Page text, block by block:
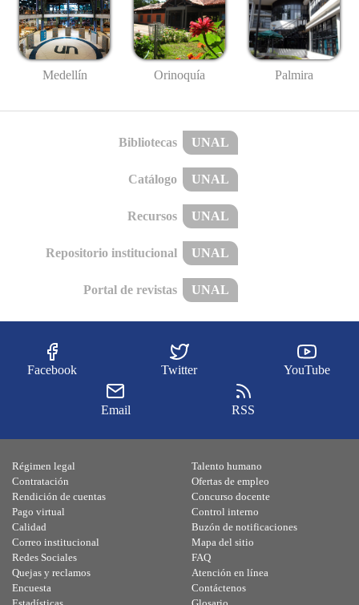
Medellín Orinoquía Palmira
Bibliotecas UNAL
Catálogo UNAL
Recursos UNAL
Repositorio institucional UNAL
Portal de revistas UNAL
Facebook Twitter YouTube
Email RSS
Régimen legal
Contratación
Rendición de cuentas
Pago virtual
Calidad
Talento humano
Ofertas de empleo
Concurso docente
Control interno
Buzón de notificaciones
Correo institucional
Redes Sociales
Quejas y reclamos
Encuesta
Mapa del sitio
FAQ
Atención en línea
Contáctenos